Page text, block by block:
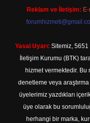
Reklam ve İletişim:
Yasal Uyarı: Sitemiz, 5651
İletişim Kurumu (BTK)
hizmet vermektedir.
denetleme veya
üyelerimiz yazdıkları
üye olarak bu
herhangi bir marka,